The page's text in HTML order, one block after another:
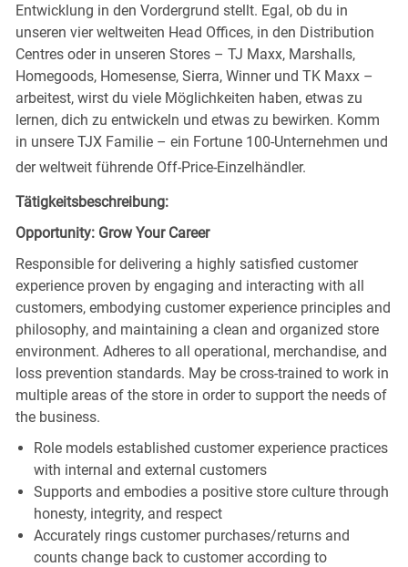
Entwicklung in den Vordergrund stellt. Egal, ob du in
unseren vier weltweiten Head Offices, in den Distribution
Centres oder in unseren Stores – TJ Maxx, Marshalls,
Homegoods, Homesense, Sierra, Winner und TK Maxx –
arbeitest, wirst du viele Möglichkeiten haben, etwas zu
lernen, dich zu entwickeln und etwas zu bewirken. Komm
in unsere TJX Familie – ein Fortune 100-Unternehmen und
der weltweit führende Off-Price-Einzelhändler.
Tätigkeitsbeschreibung:
Opportunity: Grow Your Career
Responsible for delivering a highly satisfied customer
experience proven by engaging and interacting with all
customers, embodying customer experience principles and
philosophy, and maintaining a clean and organized store
environment. Adheres to all operational, merchandise, and
loss prevention standards. May be cross-trained to work in
multiple areas of the store in order to support the needs of
the business.
Role models established customer experience practices
with internal and external customers
Supports and embodies a positive store culture through
honesty, integrity, and respect
Accurately rings customer purchases/returns and
counts change back to customer according to